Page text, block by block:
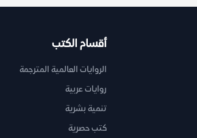
أقسام الكتب
الروايات العالمية المترجمة
روايات عربية
تنمية بشرية
كتب حصرية